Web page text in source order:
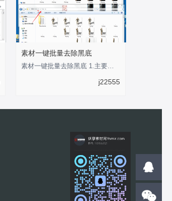
素材一键批量去除黑底
素材一键批量去除黑底 1.主要用于将传奇类纯黑色背景素材转换为透明背景的PNG格式素材
j22555